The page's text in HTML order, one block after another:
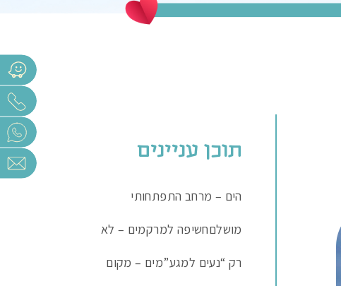
תוכן עניינים
הים – מרחב התפתחותי
מושלםחשיפה למרקמים – לא
רק “נעים למגע”מים – מקום